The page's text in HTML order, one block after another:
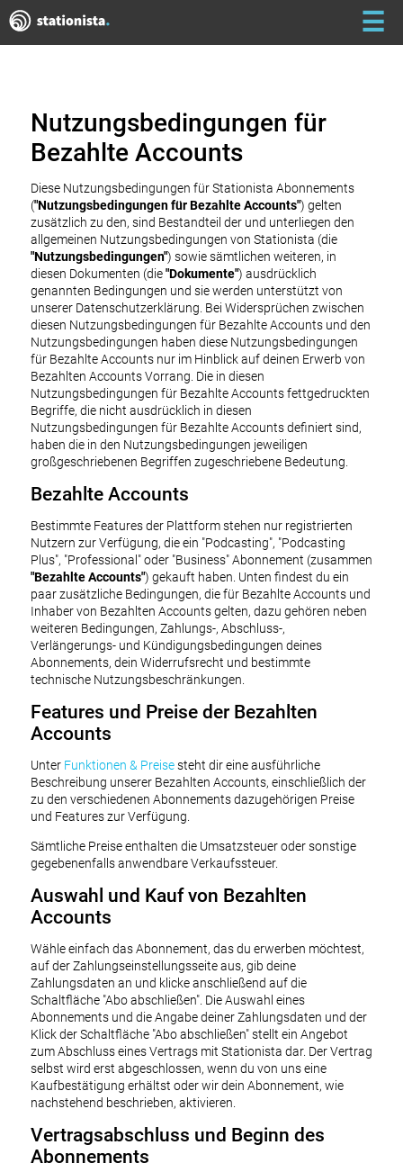
☰
Nutzungsbedingungen für
Bezahlte Accounts
Diese Nutzungsbedingungen für Stationista Abonnements
("Nutzungsbedingungen für Bezahlte Accounts") gelten
zusätzlich zu den, sind Bestandteil der und unterliegen den
allgemeinen Nutzungsbedingungen von Stationista (die
"Nutzungsbedingungen") sowie sämtlichen weiteren, in
diesen Dokumenten (die"Dokumente") ausdrücklich
genannten Bedingungen und sie werden unterstützt von
unserer Datenschutzerklärung. Bei Widersprüchen zwischen
diesen Nutzungsbedingungen für Bezahlte Accounts und den
Nutzungsbedingungen haben diese Nutzungsbedingungen
für Bezahlte Accounts nur im Hinblick auf deinen Erwerb von
Bezahlten Accounts Vorrang. Die in diesen
Nutzungsbedingungen für Bezahlte Accounts fettgedruckten
Begriffe, die nicht ausdrücklich in diesen
Nutzungsbedingungen für Bezahlte Accounts definiert sind,
haben die in den Nutzungsbedingungen jeweiligen
großgeschriebenen Begriffen zugeschriebene Bedeutung.
Bezahlte Accounts
Bestimmte Features der Plattform stehen nur registrierten
Nutzern zur Verfügung, die ein "Podcasting", "Podcasting
Plus", "Professional" oder "Business" Abonnement (zusammen
"Bezahlte Accounts") gekauft haben. Unten findest du ein
paar zusätzliche Bedingungen, die für Bezahlte Accounts und
Inhaber von Bezahlten Accounts gelten, dazu gehören neben
weiteren Bedingungen, Zahlungs-, Abschluss-,
Verlängerungs- und Kündigungsbedingungen deines
Abonnements, dein Widerrufsrecht und bestimmte
technische Nutzungsbeschränkungen.
Features und Preise der Bezahlten
Accounts
Unter Funktionen & Preisesteht dir eine ausführliche
Beschreibung unserer Bezahlten Accounts, einschließlich der
zu den verschiedenen Abonnements dazugehörigen Preise
und Features zur Verfügung.
Sämtliche Preise enthalten die Umsatzsteuer oder sonstige
gegebenenfalls anwendbare Verkaufssteuer.
Auswahl und Kauf von Bezahlten
Accounts
Wähle einfach das Abonnement, das du erwerben möchtest,
auf der Zahlungseinstellungsseite aus, gib deine
Zahlungsdaten an und klicke anschließend auf die
Schaltfläche "Abo abschließen". Die Auswahl eines
Abonnements und die Angabe deiner Zahlungsdaten und der
Klick der Schaltfläche "Abo abschließen" stellt ein Angebot
zum Abschluss eines Vertrags mit Stationista dar. Der Vertrag
selbst wird erst abgeschlossen, wenn du von uns eine
Kaufbestätigung erhältst oder wir dein Abonnement, wie
nachstehend beschrieben, aktivieren.
Vertragsabschluss und Beginn des
Abonnements